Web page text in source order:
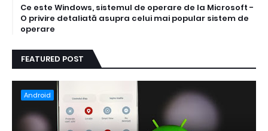
Ce este Windows, sistemul de operare de la Microsoft -
O privire detaliată asupra celui mai popular sistem de
operare
FEATURED POST
Android